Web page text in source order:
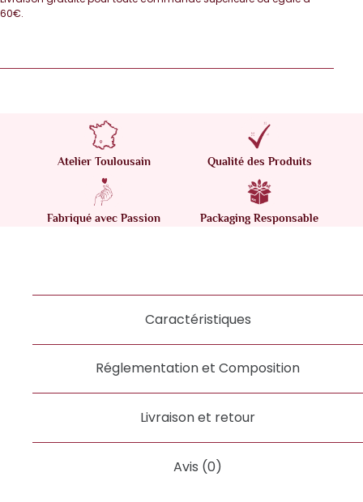
60€.
Atelier Toulousain Qualité des Produits
Fabriqué avec Passion Packaging Responsable
Caractéristiques
Réglementation et Composition
Livraison et retour
Avis (0)